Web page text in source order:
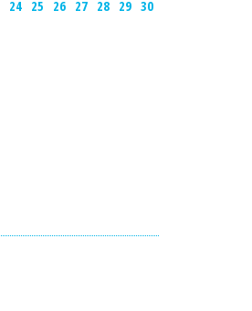
24 25 26 27 28 29 30